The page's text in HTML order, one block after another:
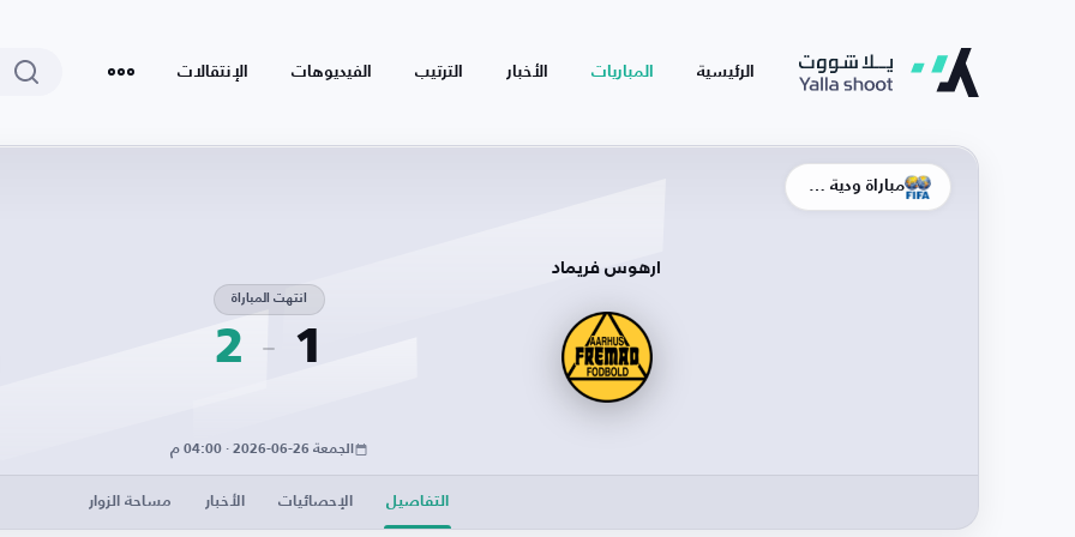
الرئيسية المباريات الأخبار الترتيب الفيديوهات الإنتقالات
مباراة ودية - أندية
ارهوس فريماد
1
انتهت المباراة
2
الجمعة 26-06-2026 · 04:00 م
التفاصيل الإحصائيات الأخبار مساحة الزوار